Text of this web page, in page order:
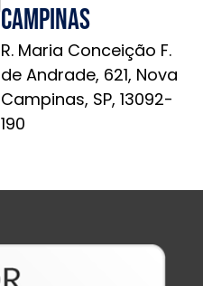
Campinas
R. Maria Conceição F.
de Andrade, 621, Nova
Campinas, SP, 13092-
190